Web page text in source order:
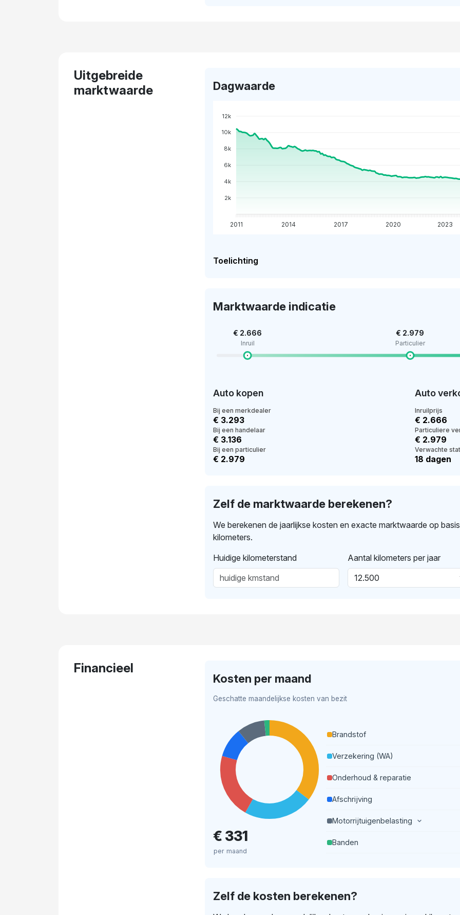
Uitgebreide
marktwaarde
Dagwaarde
12k
10k
8k
6k
4k
2k
2011 2014 2017 2020 2023
Toelichting
Marktwaarde indicatie
€ 2.666
Inruil
€ 2.979
Particulier
Auto kopen
Bij een merkdealer
€ 3.293
Bij een handelaar
€ 3.136
Bij een particulier
€ 2.979
Auto
Inruilprijs
€ 2.666
Particuliere
€ 2.979
Verwachte
18 dagen
Zelf de marktwaarde berekenen?
We berekenen de jaarlijkse kosten en exacte marktwaarde op
kilometers.
Huidige kilometerstand
Aantal kilometers per jaar
Financieel
Kosten per maand
Geschatte maandelijkse kosten van bezit
€ 331
per maand
Brandstof
Verzekering (WA)
Onderhoud & reparatie
Afschrijving
Motorrijtuigenbelasting
Banden
Zelf de kosten berekenen?